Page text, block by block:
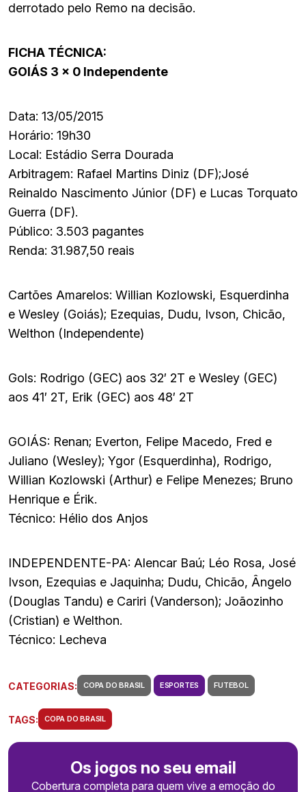
derrotado pelo Remo na decisão.
FICHA TÉCNICA:
GOIÁS 3 x 0 Independente
Data: 13/05/2015
Horário: 19h30
Local: Estádio Serra Dourada
Arbitragem: Rafael Martins Diniz (DF);José
Reinaldo Nascimento Júnior (DF) e Lucas Torquato
Guerra (DF).
Público: 3.503 pagantes
Renda: 31.987,50 reais
Cartões Amarelos: Willian Kozlowski, Esquerdinha
e Wesley (Goiás); Ezequias, Dudu, Ivson, Chicão,
Welthon (Independente)
Gols: Rodrigo (GEC) aos 32′ 2T e Wesley (GEC)
aos 41′ 2T, Erik (GEC) aos 48′ 2T
GOIÁS: Renan; Everton, Felipe Macedo, Fred e
Juliano (Wesley); Ygor (Esquerdinha), Rodrigo,
Willian Kozlowski (Arthur) e Felipe Menezes; Bruno
Henrique e Érik.
Técnico: Hélio dos Anjos
INDEPENDENTE-PA: Alencar Baú; Léo Rosa, José
Ivson, Ezequias e Jaquinha; Dudu, Chicão, Ângelo
(Douglas Tandu) e Cariri (Vanderson); Joãozinho
(Cristian) e Welthon.
Técnico: Lecheva
CATEGORIAS: COPA DO BRASIL ESPORTES FUTEBOL
TAGS: COPA DO BRASIL
Os jogos no seu email
Cobertura completa para quem vive a emoção do